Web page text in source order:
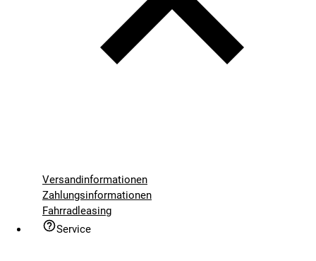
Versandinformationen
Zahlungsinformationen
Fahrradleasing
Service